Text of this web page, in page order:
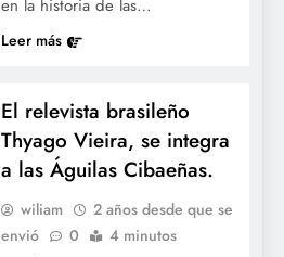
en la historia de las…
Leer más
El relevista brasileño
Thyago Vieira, se integra
a las Águilas Cibaeñas.
wiliam
2 años desde que se
envió
0 4 minutos